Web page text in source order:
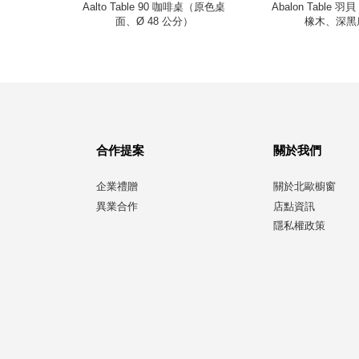
Aalto Table 90 咖啡桌（原色桌
面、Ø 48 公分）
Abalon Table 羽
橡木、深黑
合作提案
企業禮贈
異業合作
關於我們
關於北歐櫥窗
店點資訊
隱私權政策